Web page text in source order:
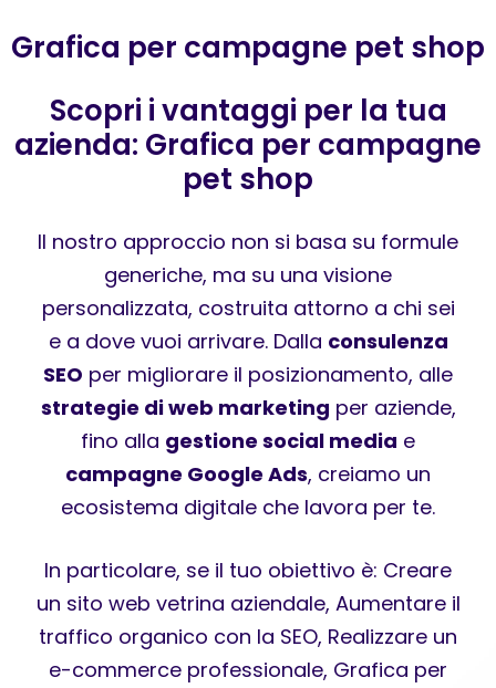
Grafica per campagne pet shop
Scopri i vantaggi per la tua
azienda: Grafica per campagne
pet shop
Il nostro approccio non si basa su formule
generiche, ma su una visione
personalizzata, costruita attorno a chi sei
e a dove vuoi arrivare. Dalla consulenza
SEO per migliorare il posizionamento, alle
strategie di web marketing per aziende,
fino alla gestione social media e
campagne Google Ads, creiamo un
ecosistema digitale che lavora per te.
In particolare, se il tuo obiettivo è: Creare
un sito web vetrina aziendale, Aumentare il
traffico organico con la SEO, Realizzare un
e-commerce professionale, Grafica per